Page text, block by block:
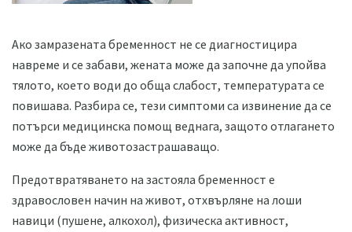
Ако замразената бременност не се диагностицира
навреме и се забави, жената може да започне да упойва
тялото, което води до обща слабост, температурата се
повишава. Разбира се, тези симптоми са извинение да се
потърси медицинска помощ веднага, защото отлагането
може да бъде животозастрашаващо.
Предотвратяването на застояла бременност е
здравословен начин на живот, отхвърляне на лоши
навици (пушене, алкохол), физическа активност,